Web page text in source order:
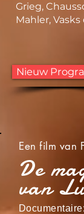
Grieg,
Mahler,
Nieuw
Een film van
De
van
Documentaire: